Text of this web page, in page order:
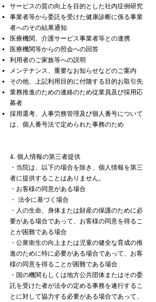
サービスの質の向上を目的とした社内症例研究
事業者等から委託を受けた健康診断に係る事業
者へのその結果通知
医療機関、介護サービス事業者等との連携
医療機関等からの照会への回答
利用者のご家族等への説明
メンテナンス、重要なお知らせなどのご案内
その他、上記利用目的に付随する目的お取引先
業務推進のための連絡のため従業員及び採用応
募者
採用選考、人事労務管理及び個人番号について
は、個人番号法で定められた事務のため
4. 個人情報の第三者提供
・当院は、以下の場合を除き、個人情報を第三
者に提供することはありません。
・お客様の同意がある場合
・ 法令に基づく場合
・人の生命、身体または財産の保護のために必
要がある場合であって、お客様の同意を得るこ
とが困難である場合
・公衆衛生の向上または児童の健全な育成の推
進のために特に必要がある場合であって、お客
様の同意を得ることが困難である場合
・国の機関もしくは地方公共団体またはその委
託を受けた者が法令の定める事務を遂行するこ
とに対して協力する必要がある場合であって、